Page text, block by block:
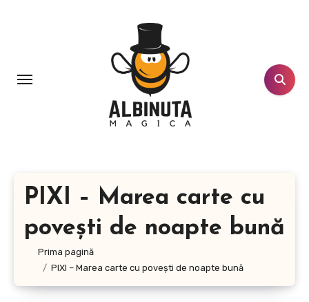
PIXI – Marea carte cu
poveşti de noapte bună
Prima pagină
PIXI – Marea carte cu poveşti de noapte bună